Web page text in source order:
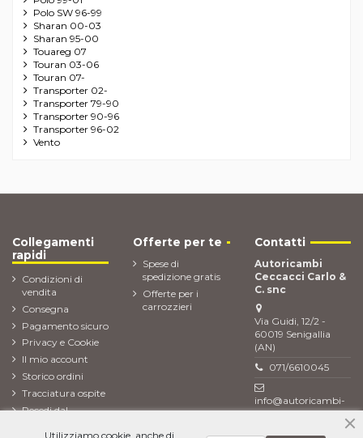
Polo SW 96-99
Sharan 00-03
Sharan 95-00
Touareg 07
Touran 03-06
Touran 07-
Transporter 02-
Transporter 79-90
Transporter 90-96
Transporter 96-02
Vento
Collegamenti
rapidi
Condizioni di
vendita
Consegna
Pagamento sicuro
Privacy e Cookie
Il mio account
Storico ordini
Tracciatura ospite
Recedi dal
Offerte per te
Spese di
spedizione gratis
Offerte per i
carrozzieri
Contatti
Autoricambi
Ceccacci Carlo &
C. snc
Via Guidi, 12/2 -
60019 Senigallia
(AN)
071/6610045
info@autoricambi-
ceccacci.it
Utilizziamo cookie, anche di